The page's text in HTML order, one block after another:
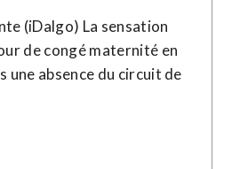
(iDalgo) La sensation
de congé maternité en
une absence du circuit de